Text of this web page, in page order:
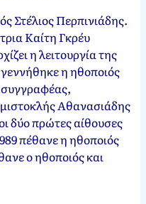
Στέλιος Περπινιάδης.
Καίτη Γκρέυ
η λειτουργία της
η ηθοποιός
συγγραφέας,
Αθανασιάδης
δύο πρώτες αίθουσες
πέθανε η ηθοποιός
ο ηθοποιός και